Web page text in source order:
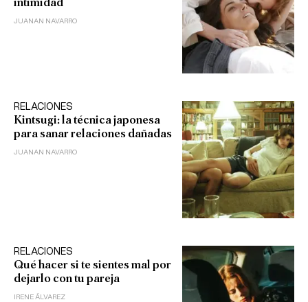
JUANAN NAVARRO
RELACIONES
Kintsugi: la técnica japonesa
para sanar relaciones dañadas
JUANAN NAVARRO
RELACIONES
Qué hacer si te sientes mal por
dejarlo con tu pareja
IRENE ÁLVAREZ